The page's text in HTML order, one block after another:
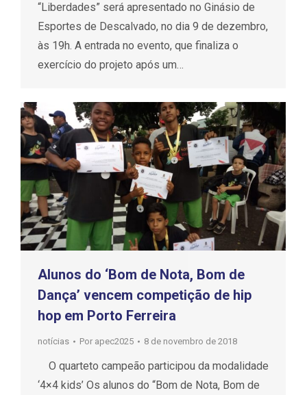
“Liberdades” será apresentado no Ginásio de
Esportes de Descalvado, no dia 9 de dezembro,
às 19h. A entrada no evento, que finaliza o
exercício do projeto após um…
Alunos do ‘Bom de Nota, Bom de
Dança’ vencem competição de hip
hop em Porto Ferreira
notícias Por apec2025 8 de novembro de 2018
O quarteto campeão participou da modalidade
‘4×4 kids’ Os alunos do “Bom de Nota, Bom de